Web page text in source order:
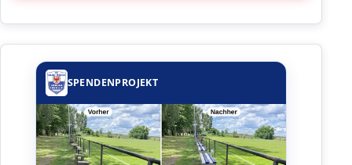
SPENDENPROJEKT